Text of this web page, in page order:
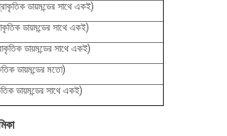
ডায়মন্ডের সাথে একই)
ডায়মন্ডের সাথে একই)
ডায়মন্ডের সাথে একই)
ডায়মন্ডের মতো)
ডায়মন্ডের সাথে একই)